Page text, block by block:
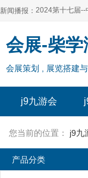
新闻播报：
2024上海自有
2024全球自有--
2024上海自有
2024第十七届--
2024全球自有--
2024年上海--第
会展-柴学
会展策划 , 展览搭建
j9九游会
您当前的位置： j9九
产品分类